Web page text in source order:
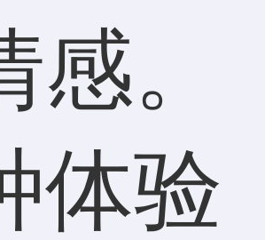
感。
体验